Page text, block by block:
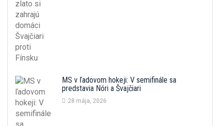
MS v ľadovom hokeji: V semifinále sa
predstavia Nóri a Švajčiari
28 mája, 2026